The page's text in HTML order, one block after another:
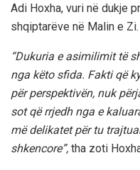
Adi Hoxha, vuri në dukje
shqiptarëve në Malin e Zi.
“Dukuria e asimilimit të
nga këto sfida. Fakti që
për perspektivën, nuk
sot që rrjedh nga e
më delikatet për tu
shkencore”, tha zoti